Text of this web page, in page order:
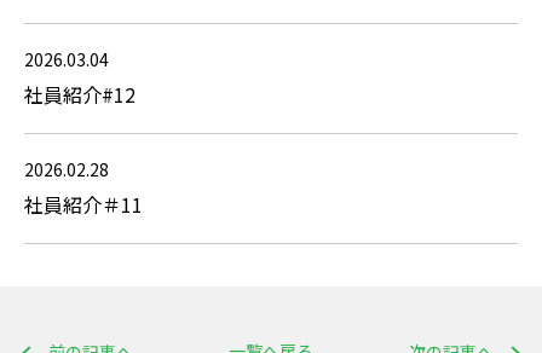
2026.03.04
社員紹介#12
2026.02.28
社員紹介＃11